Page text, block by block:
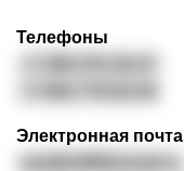
Телефоны
Электронная почта